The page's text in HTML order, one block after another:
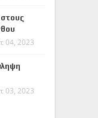
04, 2023
03, 2023